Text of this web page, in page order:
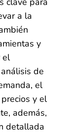
a la
y
el
de
el
y el
además,
detallada